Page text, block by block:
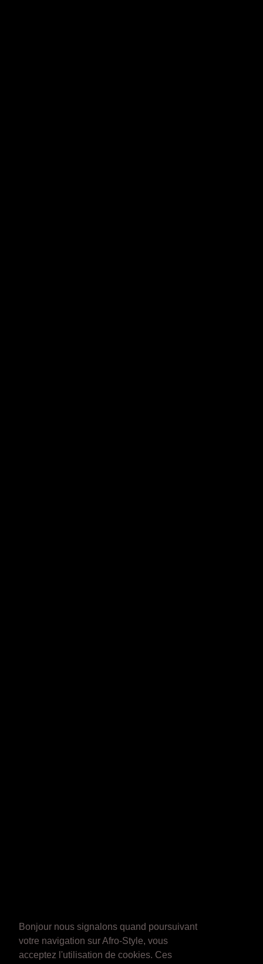
Bonjour nous signalons quand poursuivant
votre navigation sur Afro-Style, vous
acceptez l'utilisation de cookies. Ces